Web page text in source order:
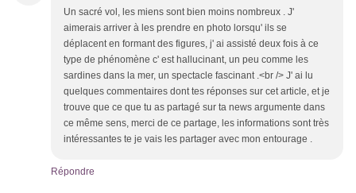
Un sacré vol, les miens sont bien moins nombreux . J'
aimerais arriver à les prendre en photo lorsqu' ils se
déplacent en formant des figures, j' ai assisté deux fois à ce
type de phénomène c' est hallucinant, un peu comme les
sardines dans la mer, un spectacle fascinant .<br /> J' ai lu
quelques commentaires dont tes réponses sur cet article, et je
trouve que ce que tu as partagé sur ta news argumente dans
ce même sens, merci de ce partage, les informations sont très
intéressantes te je vais les partager avec mon entourage .
Répondre